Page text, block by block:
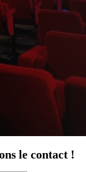
le contact !